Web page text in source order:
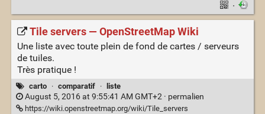
·
Tile servers — OpenStreetMap Wiki
Une liste avec toute plein de fond de cartes / serveurs
de tuiles.
Très pratique !
carto · comparatif · liste
August 5, 2016 at 9:55:41 AM GMT+2 · permalien
https://wiki.openstreetmap.org/wiki/Tile_servers